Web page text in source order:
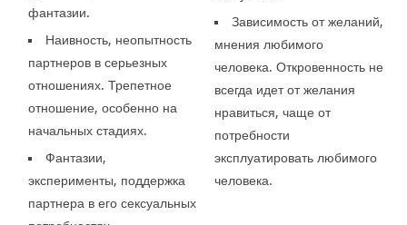
фантазии.
Наивность, неопытность
партнеров в серьезных
отношениях. Трепетное
отношение, особенно на
начальных стадиях.
Фантазии,
эксперименты, поддержка
партнера в его сексуальных
Зависимость от желаний,
мнения любимого
человека. Откровенность не
всегда идет от желания
нравиться, чаще от
потребности
эксплуатировать любимого
человека.